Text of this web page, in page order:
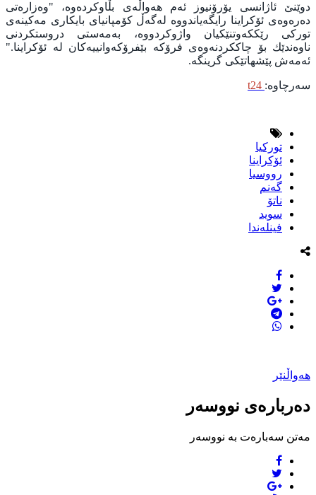
دوێنێ ئاژانسى يۆرۆنيوز ئه‌م هه‌واڵه‌ى بڵاوكرده‌وه‌، "وه‌زاره‌تى
ده‌ره‌وه‌ى ئۆكراينا رايگه‌ياندووه‌ له‌گه‌ڵ كۆمپانياى بايكارى مه‌كينه‌ى
توركى رێككه‌وتنێكيان واژوكردووه، به‌مه‌ستى دروستكردنى
ناوه‌ندێك بۆ چاككردنه‌وه‌ى فرۆكه‌ بێفرۆكه‌وانييه‌كان له‌ ئۆكراينا.‌"
ئه‌مه‌ش پێشهاتێكى گرينگه‌.
سەرچاوە:
توركیا
ئۆكراینا
رووسیا
گەنم
ناتۆ
سوید
فینلەندا
هەواڵنێر
دەربارەی نووسەر
مەتن سەبارەت بە نووسەر